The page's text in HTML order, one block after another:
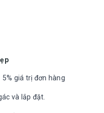
giá trị đơn hàng
và lắp đặt.